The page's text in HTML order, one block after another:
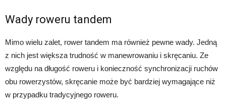
Wady roweru tandem
Mimo wielu zalet, rower tandem ma również pewne wady. Jedną
z nich jest większa trudność w manewrowaniu i skręcaniu. Ze
względu na długość roweru i konieczność synchronizacji ruchów
obu rowerzystów, skręcanie może być bardziej wymagające niż
w przypadku tradycyjnego roweru.